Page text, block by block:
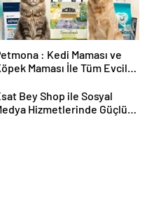
: Kedi Maması ve
Maması İle Tüm Evcil
Bey Shop ile Sosyal
Hizmetlerinde Güçlü